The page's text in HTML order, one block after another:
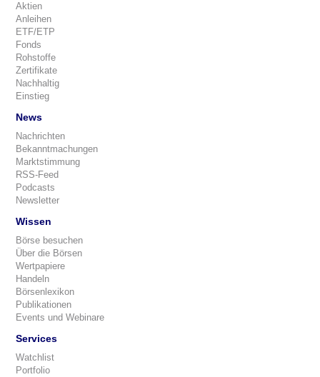
Aktien
Anleihen
ETF/ETP
Fonds
Rohstoffe
Zertifikate
Nachhaltig
Einstieg
News
Nachrichten
Bekanntmachungen
Marktstimmung
RSS-Feed
Podcasts
Newsletter
Wissen
Börse besuchen
Über die Börsen
Wertpapiere
Handeln
Börsenlexikon
Publikationen
Events und Webinare
Services
Watchlist
Portfolio